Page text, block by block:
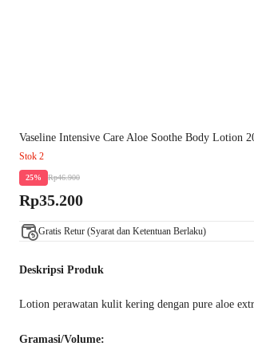
Vaseline Intensive Care Aloe Soothe Body Lotion
Stok 2
25% Rp46.900
Rp35.200
Gratis Retur (Syarat dan Ketentuan Berlaku)
Deskripsi Produk
Lotion perawatan kulit kering dengan pure aloe
Gramasi/Volume: